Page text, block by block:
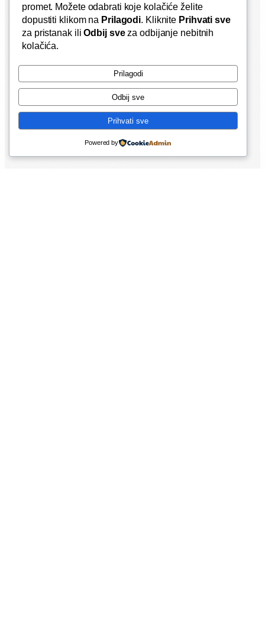
S FOTOGRAFIJAMA
Prikažite proizvode direktno na vozilu. Odlično
za ugostiteljstvo i trgovine.
promet. Možete odabrati koje kolačiće želite
dopustiti klikom na Prilagodi. Kliknite Prihvati sve
za pristanak iliOdbij sveza odbijanje nebitnih
kolačića.
Prilagodi
Odbij sve
Prihvati sve
Powered by